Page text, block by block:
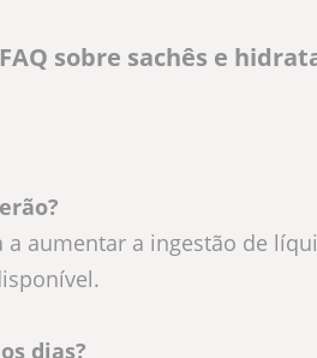
FAQ sobre sachês e
aumentar a ingestão de
dias?